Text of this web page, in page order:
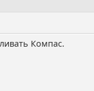
Компас.